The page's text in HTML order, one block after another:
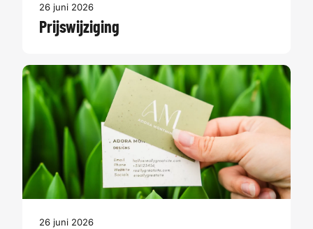
26 juni 2026
Prijswijziging
26 juni 2026